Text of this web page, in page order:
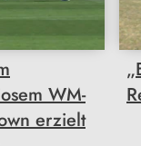
WM-
erzielt